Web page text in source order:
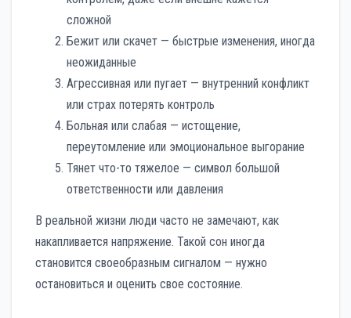
сложной
Бежит или скачет — быстрые изменения, иногда
неожиданные
Агрессивная или пугает — внутренний конфликт
или страх потерять контроль
Больная или слабая — истощение,
переутомление или эмоциональное выгорание
Тянет что-то тяжелое — символ большой
ответственности или давления
В реальной жизни люди часто не замечают, как
накапливается напряжение. Такой сон иногда
становится своеобразным сигналом — нужно
остановиться и оценить свое состояние.